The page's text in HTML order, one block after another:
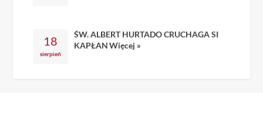
18
sierpień
ŚW. ALBERT HURTADO CRUCHAGA SI
KAPŁAN Więcej »